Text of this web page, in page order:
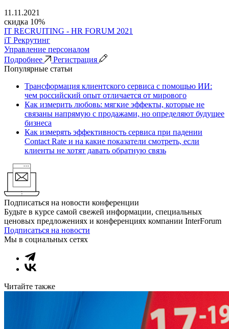
11.11.2021
скидка 10%
IT RECRUITING - HR FORUM 2021
iT Рекрутинг
Управление персоналом
Подробнее
Регистрация
Популярные статьи
Трансформация клиентского сервиса с помощью ИИ:
чем российский опыт отличается от мирового
Как измерить любовь: мягкие эффекты, которые не
связаны напрямую с продажами, но определяют будущее
бизнеса
Как измерять эффективность сервиса при падении
Contact Rate и на какие показатели смотреть, если
клиенты не хотят давать обратную связь
Подписаться на новости конференции
Будьте в курсе самой свежей информации, специальных
ценовых предложениях и конференциях компании InterForum
Подписаться на новости
Мы в социальных сетях
Читайте также